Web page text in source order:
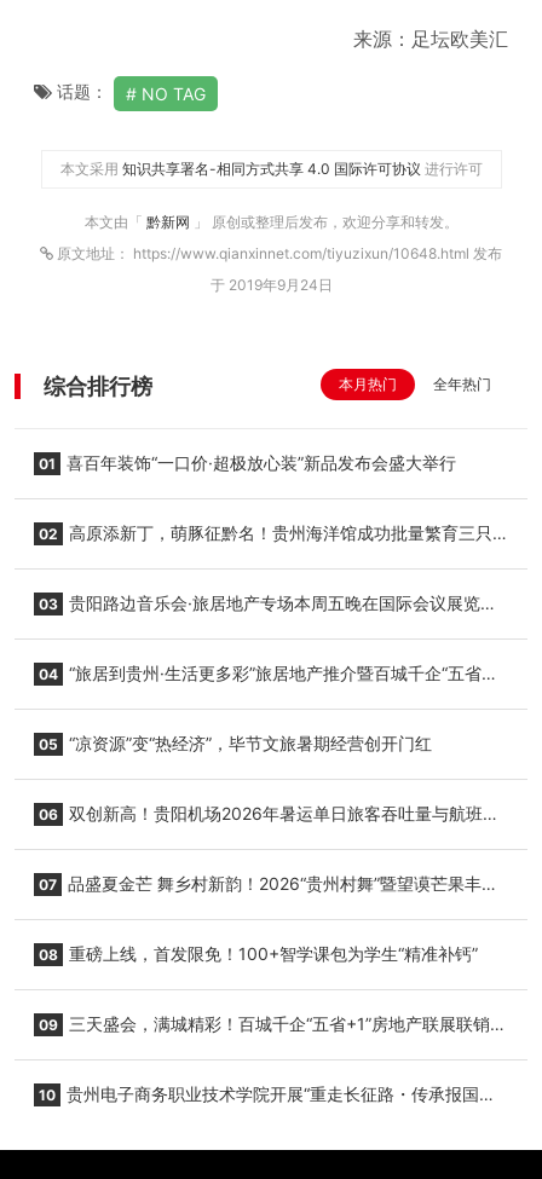
来源：足坛欧美汇
话题： NO TAG
本文采用 知识共享署名-相同方式共享 4.0 国际许可协议 进行许可
本文由「 黔新网 」 原创或整理后发布，欢迎分享和转发。
原文地址： https://www.qianxinnet.com/tiyuzixun/10648.html 发布
于 2019年9月24日
综合排行榜 本月热门 全年热门
01 喜百年装饰“一口价·超极放心装”新品发布会盛大举行
02 高原添新丁，萌豚征黔名！贵州海洋馆成功批量繁育三只
03 贵阳路边音乐会·旅居地产专场本周五晚在国际会议展览中
04 “旅居到贵州·生活更多彩”旅居地产推介暨百城千企“五省
05 “凉资源”变“热经济”，毕节文旅暑期经营创开门红
06 双创新高！贵阳机场2026年暑运单日旅客吞吐量与航班起
07 品盛夏金芒 舞乡村新韵！2026“贵州村舞”暨望谟芒果丰收
08 重磅上线，首发限免！100+智学课包为学生“精准补钙”
09 三天盛会，满城精彩！百城千企“五省+1”房地产联展联销活
10 贵州电子商务职业技术学院开展“重走长征路・传承报国